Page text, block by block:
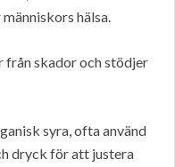
hälsa.
skador och stödjer
syra, ofta använd
dryck för att justera